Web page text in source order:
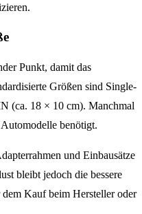
Punkt, damit das
Größen sind Single-
(ca. 18 × 10 cm). Manchmal
benötigt.
und Einbausätze
bleibt jedoch die bessere
Kauf beim Hersteller oder